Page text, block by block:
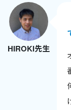
HIROKI先生